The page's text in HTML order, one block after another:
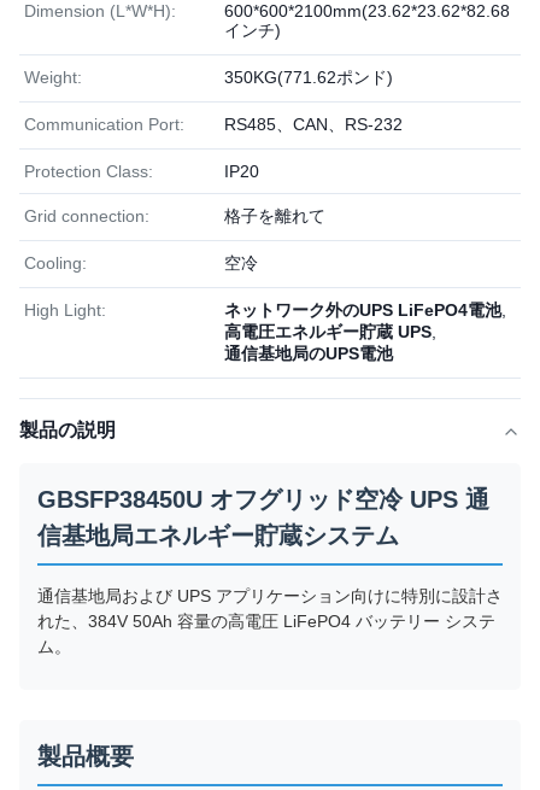
Dimension (L*W*H):
600*600*2100mm(23.62*23.62*82.68
インチ)
Weight: 350KG(771.62ポンド)
Communication Port: RS485、CAN、RS-232
Protection Class: IP20
Grid connection: 格子を離れて
Cooling: 空冷
High Light: ネットワーク外のUPS LiFePO4電池,
高電圧エネルギー貯蔵 UPS
通信基地局のUPS電池
製品の説明
GBSFP38450U オフグリッド空冷 UPS 通
信基地局エネルギー貯蔵システム
通信基地局および UPS アプリケーション向けに特別に設計さ
れた、384V 50Ah 容量の高電圧 LiFePO4 バッテリー システ
ム。
製品概要